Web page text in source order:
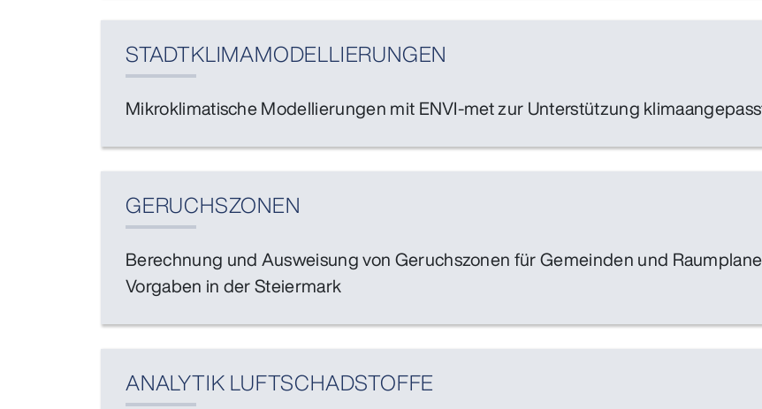
STADTKLIMA­MODELLIERUNGEN
Mikroklimatische Modellierungen mit ENVI-met zur Unterstützung
GERUCHSZONEN
Berechnung und Ausweisung von Geruchszonen für Gemeinden und
Vorgaben in der Steiermark
ANALYTIK LUFTSCHADSTOFFE